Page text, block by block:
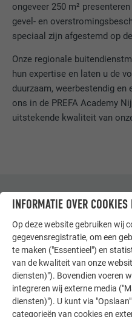
ongeveer 250 m²
gevel- en
speciaal zijn afgestemd op
Onze regionale
hun expertise en laten u de
duurzaam, weerbestendig
ons in de PREFA Academy
uitstekende kwaliteit van
DETAILS &
SHOWROOM NIJKERK
PREFA Academy Nijkerk
Smitspol 12, 3861 RS
MAAK EEN AFSPRAAK
INFORMATIE OVER COOKIES
Op deze website gebruiken wij
gegevensregistratie, om een
te maken ("Essentieel") en
van de kwaliteit van onze
diensten)"). Bovendien voeren
integreren wij externe media
diensten)"). U kunt via
categorieën van cookies en